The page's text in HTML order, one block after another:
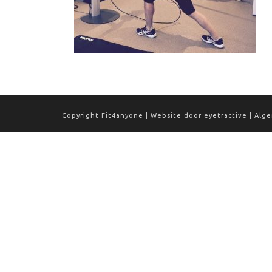
Copyright Fit4anyone | Website door eyetractive